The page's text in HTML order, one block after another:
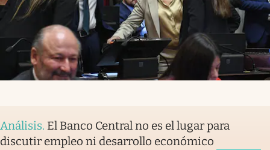
Análisis. El Banco Central no es el lugar para
discutir empleo ni desarrollo económico